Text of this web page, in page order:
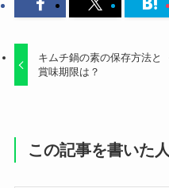
キムチ鍋の素の保存方法と
賞味期限は？
この記事を書いた人